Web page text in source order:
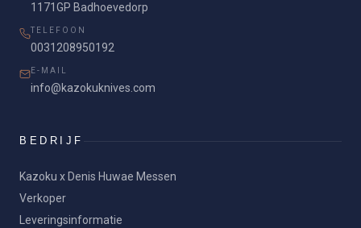
1171GP Badhoevedorp
TELEFOON
0031208950192
E-MAIL
info@kazokuknives.com
BEDRIJF
Kazoku x Denis Huwae Messen
Verkoper
Leveringsinformatie